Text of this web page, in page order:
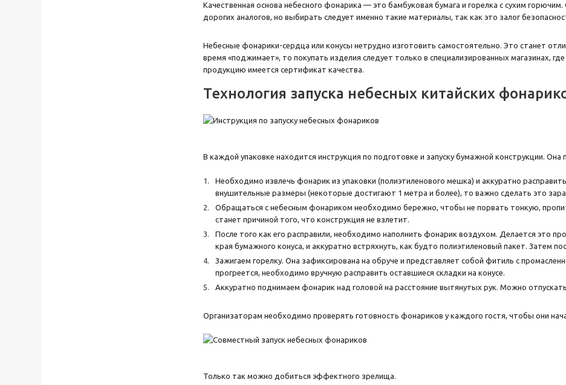
Качественная основа небесного фонарика — это бамбуковая бумага и горелка с сухим
дорогих аналогов, но выбирать следует именно такие материалы, так как это залог
Небесные фонарики-сердца или конусы нетрудно изготовить самостоятельно. Это станет
время «поджимает», то покупать изделия следует только в специализированных магазинах,
продукцию имеется сертификат качества.
Технология запуска небесных китайских
В каждой упаковке находится инструкция по подготовке и запуску бумажной конструкции. Она
Необходимо извлечь фонарик из упаковки (полиэтиленового мешка) и аккуратно
внушительные размеры (некоторые достигают 1 метра и более), то важно сделать это
Обращаться с небесным фонариком необходимо бережно, чтобы не порвать тонкую,
станет причиной того, что конструкция не взлетит.
После того как его расправили, необходимо наполнить фонарик воздухом. Делается это
края бумажного конуса, и аккуратно встряхнуть, как будто полиэтиленовый пакет. Затем
Зажигаем горелку. Она зафиксирована на обруче и представляет собой фитиль с
прогреется, необходимо вручную расправить оставшиеся складки на конусе.
Аккуратно поднимаем фонарик над головой на расстояние вытянутых рук. Можно
Организаторам необходимо проверять готовность фонариков у каждого гостя, чтобы они
Только так можно добиться эффектного зрелища.